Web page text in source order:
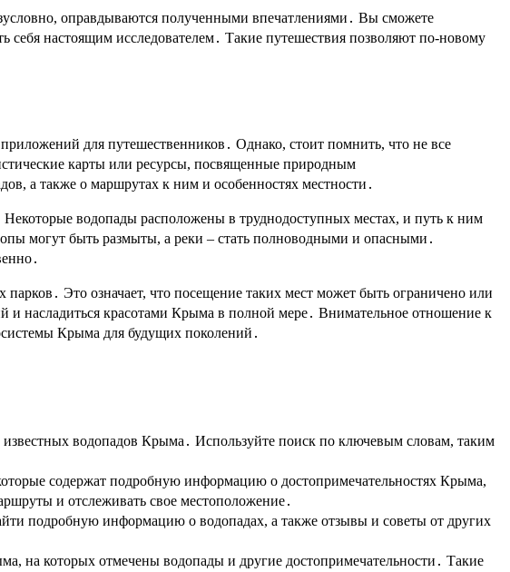
оправдываются полученными впечатлениями․ Вы сможете
себя настоящим исследователем․ Такие путешествия позволяют по-новому
для путешественников․ Однако, стоит помнить, что не все
карты или ресурсы, посвященные природным
а также о маршрутах к ним и особенностях местности․
Некоторые водопады расположены в труднодоступных местах, и путь к ним
могут быть размыты, а реки – стать полноводными и опасными․
Это означает, что посещение таких мест может быть ограничено или
и насладиться красотами Крыма в полной мере․ Внимательное отношение к
Крыма для будущих поколений․
водопадов Крыма․ Используйте поиск по ключевым словам, таким
содержат подробную информацию о достопримечательностях Крыма,
и отслеживать свое местоположение․
подробную информацию о водопадах, а также отзывы и советы от других
на которых отмечены водопады и другие достопримечательности․ Такие